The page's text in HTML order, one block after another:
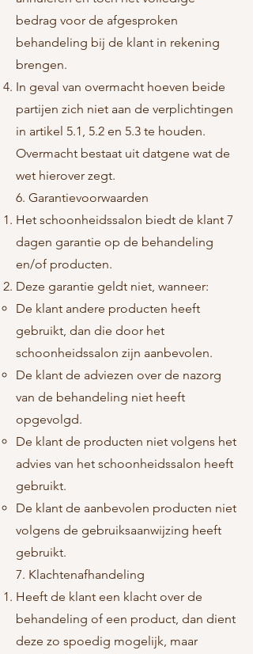
bedrag voor de afgesproken
behandeling bij de klant in rekening
brengen.
In geval van overmacht hoeven beide
partijen zich niet aan de verplichtingen
in artikel 5.1, 5.2 en 5.3 te houden.
Overmacht bestaat uit datgene wat de
wet hierover zegt.
6. Garantievoorwaarden
Het schoonheidssalon biedt de klant 7
dagen garantie op de behandeling
en/of producten.
Deze garantie geldt niet, wanneer:
De klant andere producten heeft
gebruikt, dan die door het
schoonheidssalon zijn aanbevolen.
De klant de adviezen over de nazorg
van de behandeling niet heeft
opgevolgd.
De klant de producten niet volgens het
advies van het schoonheidssalon heeft
gebruikt.
De klant de aanbevolen producten niet
volgens de gebruiksaanwijzing heeft
gebruikt.
7. Klachtenafhandeling
Heeft de klant een klacht over de
behandeling of een product, dan dient
deze zo spoedig mogelijk, maar